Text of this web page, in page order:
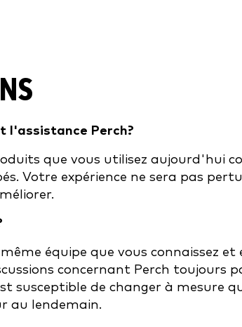
l'assistance Perch?
que vous utilisez aujourd'hui
Votre expérience ne sera pas
équipe que vous connaissez et
concernant Perch toujours
susceptible de changer à mesure
au lendemain.